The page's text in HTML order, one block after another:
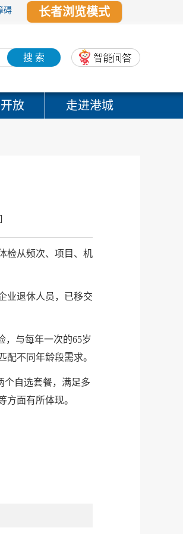
碍 长者浏览模式
搜 索
放 走进港城
]
检从频次、项目、机
业退休人员，已移交
，与每年一次的65岁
不同年龄段需求。
个自选套餐，满足多
面有所体现。